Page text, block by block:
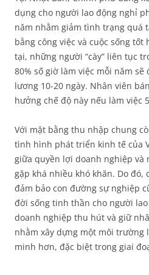
dụng cho người lao động nghỉ
năm nhằm giảm tình trạng quá
bằng công việc và cuộc sống
tại, những người “cày” liên tục
80% số giờ làm việc mỗi năm
lương 10-20 ngày. Nhân viên
hưởng chế độ này nếu làm việc
Với mặt bằng thu nhập chung
tình hình phát triển kinh tế của
giữa quyền lợi doanh nghiệp và
gặp khá nhiều khó khăn. Do đó,
đảm bảo con đường sự nghiệp
đời sống tinh thần cho người
doanh nghiệp thu hút và giữ
nhằm xây dựng một môi trường
minh hơn, đặc biệt trong giai